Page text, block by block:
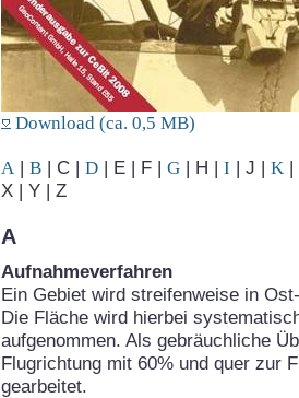
Download (ca. 0,5 MB)
A | B | C | D | E | F | G | H | I | J | K |
X | Y | Z
A
Aufnahmeverfahren
Ein Gebiet wird streifenweise in
Die Fläche wird hierbei
aufgenommen. Als gebräuchliche
Flugrichtung mit 60% und quer zur
gearbeitet.